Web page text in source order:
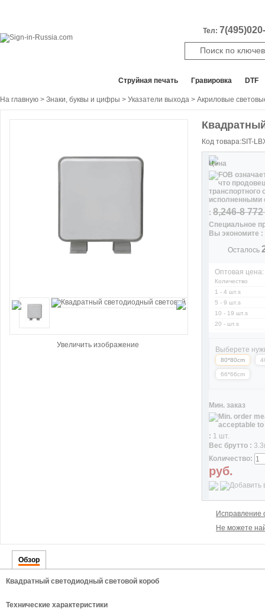
Тел:
Cтруйная печать Гравировка DTF
На главную > Знаки, буквы и цифры > Указатели выхода > Акриловые
Увеличить изображение
Код товара:SIT-
Цена
: 8,246-8 772
Специальное
Вы экономите :
Осталось
Оптовая цена:
Количество
1 - 4 шт.s
5 - 9 шт.s
10 - 19 шт.s
20 - шт.s
Выберете
80*80cm
66*66cm
Мин. заказ
: 1 шт.
Вес брутто :
Количество:
руб.
Исправление
Не можете
Обзор
Квадратный светодиодный световой короб
Технические характеристики